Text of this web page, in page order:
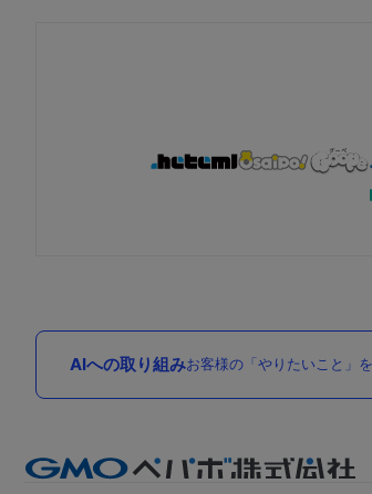
AIへの取り組みお客様の「やりたいこと」